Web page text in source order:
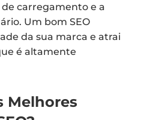
carregamento e a
Um bom SEO
da sua marca e atrai
é altamente
Melhores